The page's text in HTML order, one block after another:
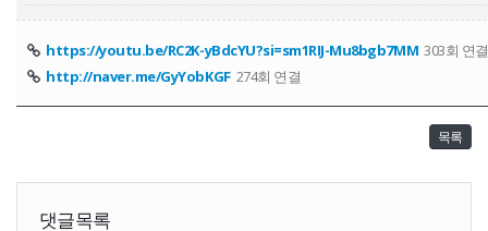
https://youtu.be/RC2K-yBdcYU?si=sm1RIJ-Mu8bgb7MM 303회 연결
http://naver.me/GyYobKGF274회 연결
목록
댓글목록